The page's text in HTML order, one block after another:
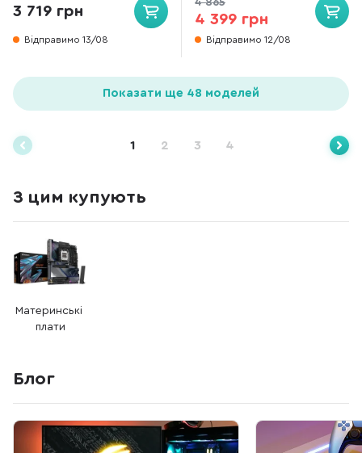
3 719 грн
Відправимо 13/08
4 865
4 399 грн
Відправимо 12/08
Показати ще 48 моделей
1 2 3 4
З цим купують
Материнські
плати
Блог